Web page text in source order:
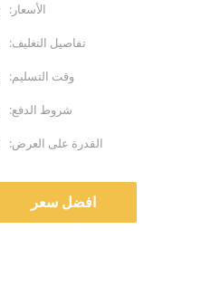
الأسعار:
تفاصيل التغليف:
وقت التسليم:
شروط الدفع:
القدرة على العرض:
افضل سعر